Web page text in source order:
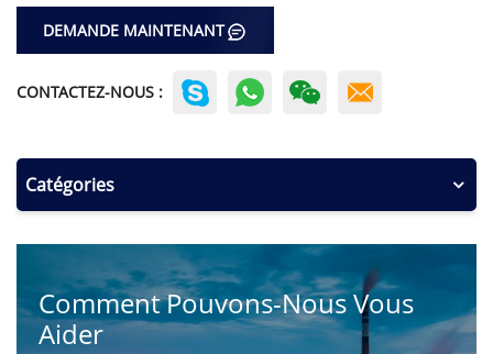
DEMANDE MAINTENANT
CONTACTEZ-NOUS :
Catégories
Comment Pouvons-Nous Vous
Aider